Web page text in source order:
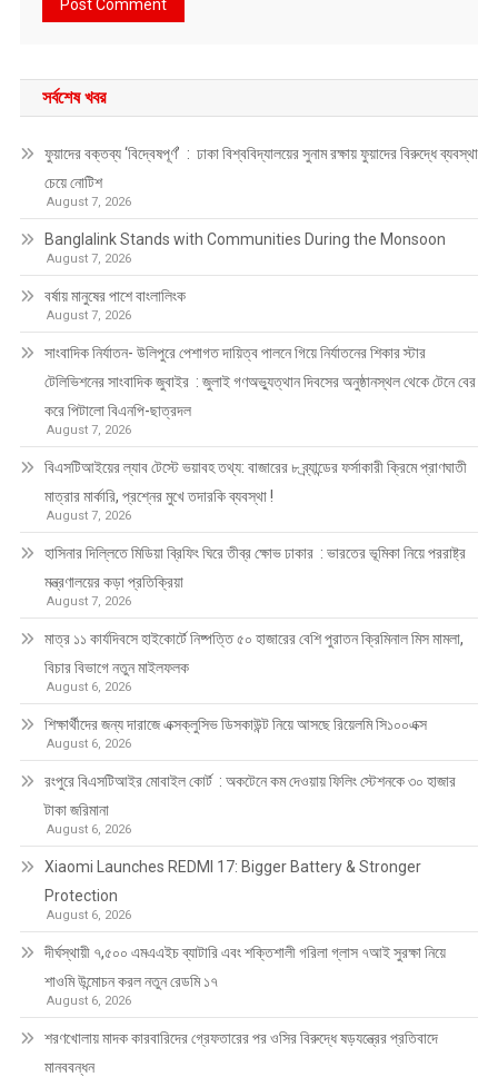
সর্বশেষ খবর
ফুয়াদের বক্তব্য ‘বিদ্বেষপূর্ণ’ : ঢাকা বিশ্ববিদ্যালয়ের সুনাম রক্ষায় ফুয়াদের বিরুদ্ধে ব্যবস্থা
চেয়ে নোটিশ
August 7, 2026
Banglalink Stands with Communities During the Monsoon
August 7, 2026
বর্ষায় মানুষের পাশে বাংলালিংক
August 7, 2026
সাংবাদিক নির্যাতন- উলিপুরে পেশাগত দায়িত্ব পালনে গিয়ে নির্যাতনের শিকার স্টার
টেলিভিশনের সাংবাদিক জুবাইর : জুলাই গণঅভ্যুত্থান দিবসের অনুষ্ঠানস্থল থেকে টেনে বের
করে পিটালো বিএনপি-ছাত্রদল
August 7, 2026
বিএসটিআইয়ের ল্যাব টেস্টে ভয়াবহ তথ্য: বাজারের ৮ ব্র্যান্ডের ফর্সাকারী ক্রিমে প্রাণঘাতী
মাত্রার মার্কারি, প্রশ্নের মুখে তদারকি ব্যবস্থা !
August 7, 2026
হাসিনার দিল্লিতে মিডিয়া ব্রিফিং ঘিরে তীব্র ক্ষোভ ঢাকার : ভারতের ভূমিকা নিয়ে পররাষ্ট্র
মন্ত্রণালয়ের কড়া প্রতিক্রিয়া
August 7, 2026
মাত্র ১১ কার্যদিবসে হাইকোর্টে নিষ্পত্তি ৫০ হাজারের বেশি পুরাতন ক্রিমিনাল মিস মামলা,
বিচার বিভাগে নতুন মাইলফলক
August 6, 2026
শিক্ষার্থীদের জন্য দারাজে এক্সক্লুসিভ ডিসকাউন্ট নিয়ে আসছে রিয়েলমি সি১০০এক্স
August 6, 2026
রংপুরে বিএসটিআইর মোবাইল কোর্ট : অকটেনে কম দেওয়ায় ফিলিং স্টেশনকে ৩০ হাজার
টাকা জরিমানা
August 6, 2026
Xiaomi Launches REDMI 17: Bigger Battery & Stronger
Protection
August 6, 2026
দীর্ঘস্থায়ী ৭,৫০০ এমএএইচ ব্যাটারি এবং শক্তিশালী গরিলা গ্লাস ৭আই সুরক্ষা নিয়ে
শাওমি উন্মোচন করল নতুন রেডমি ১৭
August 6, 2026
শরণখোলায় মাদক কারবারিদের গ্রেফতারের পর ওসির বিরুদ্ধে ষড়যন্ত্রের প্রতিবাদে
মানববন্ধন